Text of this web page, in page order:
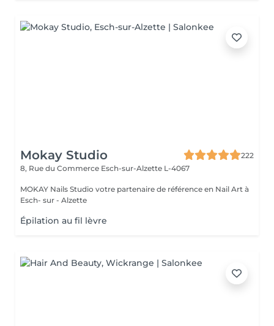
Mokay Studio
222
8, Rue du Commerce Esch-sur-Alzette L-4067
MOKAY Nails Studio votre partenaire de référence en Nail Art à
Esch- sur - Alzette
Épilation au fil lèvre